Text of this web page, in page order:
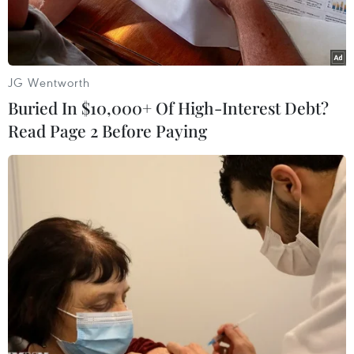
Trụ sở ngân hàng tư nhân Reyl. (Nguồn: News in France)
Theo phóng viên TTXVN tại Geneva, Pháp đã
phạt ngân hàng tư nhân Reyl (Thụy Sĩ) 5,75
triệu euro (hơn 6 triệu USD) sau khi ngân hàng
này thừa nhận đã tạo điều kiện cho hành vi trốn
thuế trong giai đoạn 2009-2013.
JG Wentworth
Buried In $10,000+ Of High-Interest Debt?
Read Page 2 Before Paying